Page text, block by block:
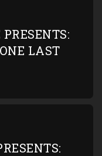
LAST